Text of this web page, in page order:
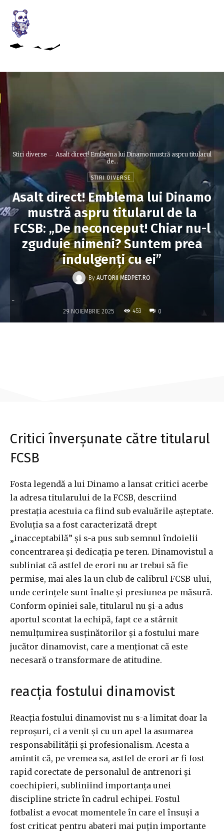
Stiri diverse
Asalt direct! Emblema lui Dinamo mustră aspru titularul
de...
STIRI DIVERSE
Asalt direct! Emblema lui Dinamo
mustră aspru titularul de la
FCSB: „De neconceput! Chiar nu-l
zguduie nimeni? Suntem prea
indulgenți cu ei”
By AUTORII MEDPET.RO
-
29 NOIEMBRIE 2025 453 0
Critici înverșunate către titularul
FCSB
Fosta legendă a lui Dinamo a lansat critici acerbe
la adresa titularului de la FCSB, descriind
prestația acestuia ca fiind sub evaluările așteptate.
Evoluția sa a fost caracterizată drept
„inacceptabilă” și s-a pus sub semnul îndoielii
concentrarea și dedicația pe teren. Dinamovistul a
subliniat că astfel de erori nu ar trebui să fie
permise, mai ales la un club de calibrul FCSB-ului,
unde cerințele sunt înalte și presiunea pe măsură.
Conform opiniei sale, titularul nu și-a adus
aportul scontat la echipă, fapt ce a stârnit
nemulțumirea susținătorilor și a fostului mare
jucător dinamovist, care a menționat că este
necesară o transformare de atitudine.
reacția fostului dinamovist
Reacția fostului dinamovist nu s-a limitat doar la
reproșuri, ci a venit și cu un apel la asumarea
responsabilității și profesionalism. Acesta a
amintit că, pe vremea sa, astfel de erori ar fi fost
rapid corectate de personalul de antrenori și
coechipieri, subliniind importanța unei
discipline stricte în cadrul echipei. Fostul
fotbalist a evocat momentele în care el însuși a
fost criticat pentru abateri mai puțin importante